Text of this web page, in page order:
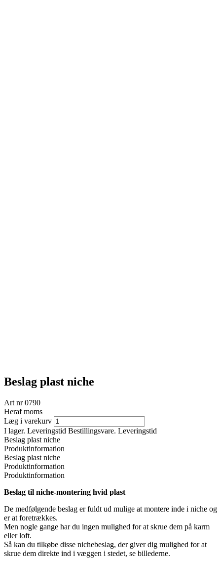
Beslag plast niche
Art nr0790
Heraf moms
Læg i varekurv
I lager. Leveringstid Bestillingsvare. Leveringstid
Beslag plast niche
Produktinformation
Beslag plast niche
Produktinformation
Produktinformation
Beslag til niche-montering hvid plast
De medfølgende beslag er fuldt ud mulige at montere inde i niche og
er at foretrækkes.
Men nogle gange har du ingen mulighed for at skrue dem på karm
eller loft.
Så kan du tilkøbe disse nichebeslag, der giver dig mulighed for at
skrue dem direkte ind i væggen i stedet, se billederne.